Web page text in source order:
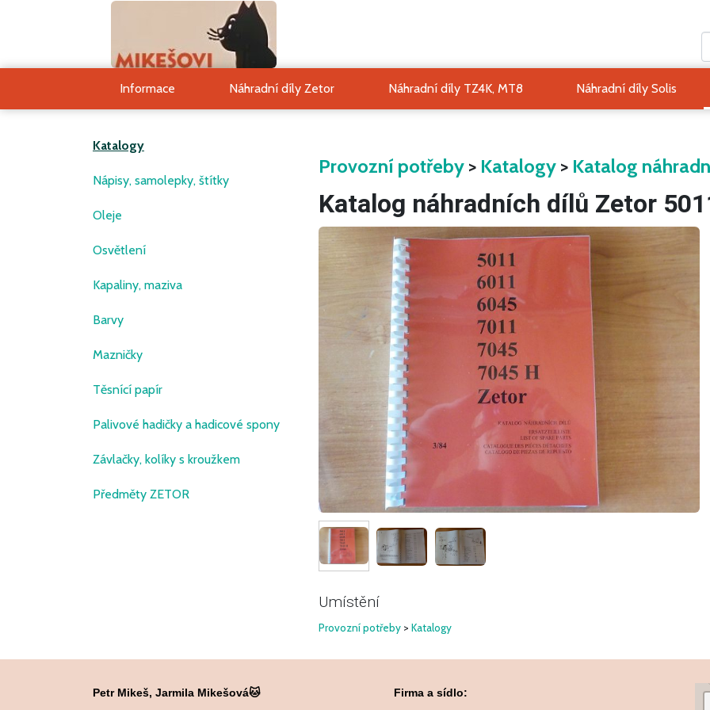
Informace Náhradní díly Zetor Náhradní díly TZ4K, MT8 Náhradní díly Solis
Katalogy
Nápisy, samolepky, štítky
Oleje
Osvětlení
Kapaliny, maziva
Barvy
Mazničky
Těsnící papír
Palivové hadičky a hadicové spony
Závlačky, kolíky s kroužkem
Předměty ZETOR
Provozní potřeby > Katalogy > Katalog
Katalog náhradních dílů Zetor
Umístění
Provozní potřeby > Katalogy
Petr Mikeš, Jarmila Mikešová🐱 Firma a sídlo: